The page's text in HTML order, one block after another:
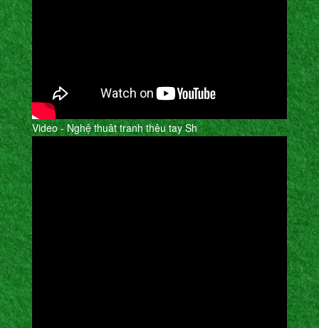
Video - Nghệ thuât tranh thêu tay Sh